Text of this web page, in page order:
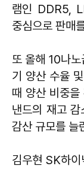
램인 DDR5,
중심으로 판매
또 올해 10나
기 양산 수율
때 양산 비중
낸드의 재고
감산 규모를 늘
김우현 SK하